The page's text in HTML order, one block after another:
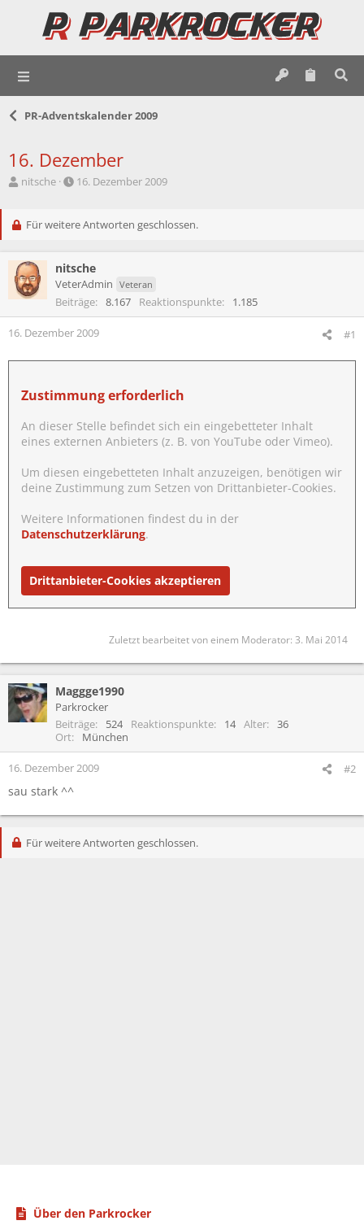
PR-Adventskalender 2009
16. Dezember
E
t
l
e
r
nitsche
E
t
l
t
a
m
16. Dezember 2009
Für weitere Antworten geschlossen.
nitsche
VeterAdmin Veteran
Beiträge 8.167 Reaktionspunkte 1.185
16. Dezember 2009 #1
Zustimmung erforderlich
An dieser Stelle befindet sich ein eingebetteter Inhalt
eines externen Anbieters (z. B. von YouTube oder Vimeo).
Um diesen eingebetteten Inhalt anzuzeigen, benötigen wir
deine Zustimmung zum Setzen von Drittanbieter-Cookies.
Weitere Informationen findest du in der
Datenschutzerklärung.
Drittanbieter-Cookies akzeptieren
Zuletzt bearbeitet von einem Moderator: 3. Mai 2014
Maggge1990
Parkrocker
Beiträge
524 Reaktionspunkte 14 Alter
36
Ort
München
16. Dezember 2009 #2
sau stark ^^
Für weitere Antworten geschlossen.
Über den Parkrocker